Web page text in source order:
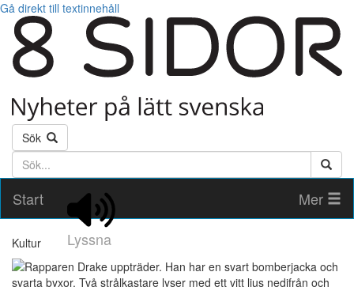
Gå direkt till textinnehåll
Sök
Söktext
Start
Lyssna
Mer
Kultur